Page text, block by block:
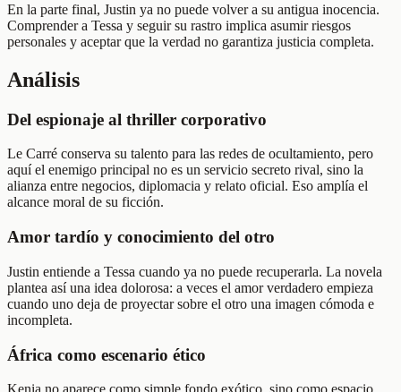
En la parte final, Justin ya no puede volver a su antigua inocencia.
Comprender a Tessa y seguir su rastro implica asumir riesgos
personales y aceptar que la verdad no garantiza justicia completa.
Análisis
Del espionaje al thriller corporativo
Le Carré conserva su talento para las redes de ocultamiento, pero
aquí el enemigo principal no es un servicio secreto rival, sino la
alianza entre negocios, diplomacia y relato oficial. Eso amplía el
alcance moral de su ficción.
Amor tardío y conocimiento del otro
Justin entiende a Tessa cuando ya no puede recuperarla. La novela
plantea así una idea dolorosa: a veces el amor verdadero empieza
cuando uno deja de proyectar sobre el otro una imagen cómoda e
incompleta.
África como escenario ético